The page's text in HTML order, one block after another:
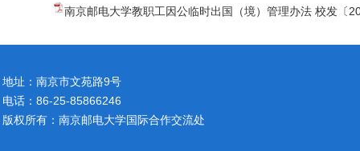
南京邮电大学教职工因公临时出国（境）管理办法 校发〔
地址：南京市文苑路9号
电话：86-25-85866246
版权所有：南京邮电大学国际合作交流处